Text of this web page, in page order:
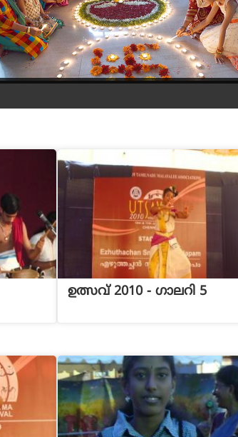
ഉത്സവ് 2010 - ഗാലറി 5